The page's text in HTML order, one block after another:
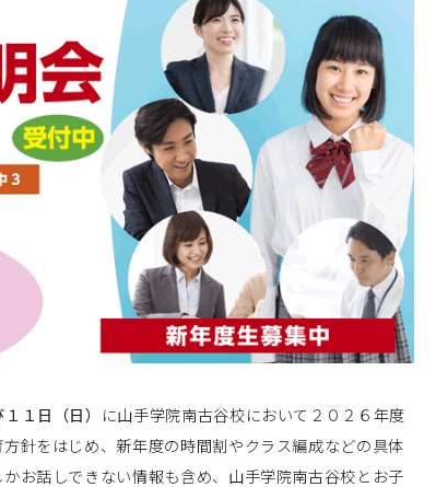
１日（日）
に山手学院南古谷校において２０２６年度
針をはじめ、新年度の時間割やクラス編成などの具体
お話しできない情報も含め、山手学院南古谷校とお子